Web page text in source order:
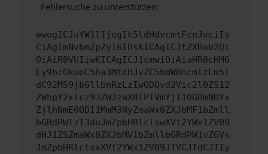
Fehlersuche zu unterstützen:
ewogICJuYW1lIjogIk5ldHdvcmtFcnJvciIs
CiAgImNvbmZpZyI6IHsKICAgICJtZXRob2Qi
OiAiR0VUIiwKICAgICJ1cmwiOiAiaHR0cHM6
Ly9hcGkueC5ha3MtcHJvZC5hdWRhcmlzLm5l
dC92MS9jbGllbnRzLzIwODQvd2Vic2l0ZS12
ZWhpY2xlcz93ZWJzaXRlPTVmYjI1OGRmNDYx
ZjlhNmE0ODI1MmM3NyZmaWx0ZXJbMF1bZmll
bGRdPWlzT3duJmZpbHRlclswXVt2YWx1ZV09
dHJ1ZSZmaWx0ZXJbMV1bZmllbGRdPW1vZGVs
JmZpbHRlclsxXVt2YWx1ZV09JTVCJTdCJTIy